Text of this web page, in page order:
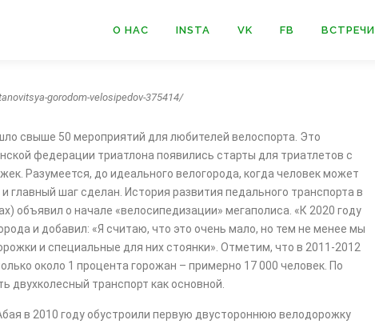
О НАС INSTA VK FB ВСТРЕЧИ
gorodom-velosipedov-375414/
свыше 50 мероприятий для любителей велоспорта. Это
федерации триатлона появились старты для триатлетов с
Разумеется, до идеального велогорода, когда человек может
шаг сделан. История развития педального транспорта в
объявил о начале «велосипедизации» мегаполиса. «К 2020 году
и добавил: «Я считаю, что это очень мало, но тем не менее мы
и специальные для них стоянки». Отметим, что в 2011-2012
около 1 процента горожан – примерно 17 000 человек. По
двухколесный транспорт как основной.
в 2010 году обустроили первую двустороннюю велодорожку